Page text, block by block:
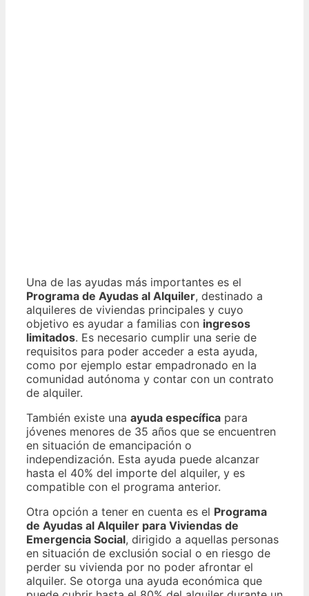
Una de las ayudas más importantes es el
Programa de Ayudas al Alquiler, destinado a
alquileres de viviendas principales y cuyo
objetivo es ayudar a familias con ingresos
limitados. Es necesario cumplir una serie de
requisitos para poder acceder a esta ayuda,
como por ejemplo estar empadronado en la
comunidad autónoma y contar con un contrato
de alquiler.
También existe una ayuda específica para
jóvenes menores de 35 años que se encuentren
en situación de emancipación o
independización. Esta ayuda puede alcanzar
hasta el 40% del importe del alquiler, y es
compatible con el programa anterior.
Otra opción a tener en cuenta es el Programa
de Ayudas al Alquiler para Viviendas de
Emergencia Social, dirigido a aquellas personas
en situación de exclusión social o en riesgo de
perder su vivienda por no poder afrontar el
alquiler. Se otorga una ayuda económica que